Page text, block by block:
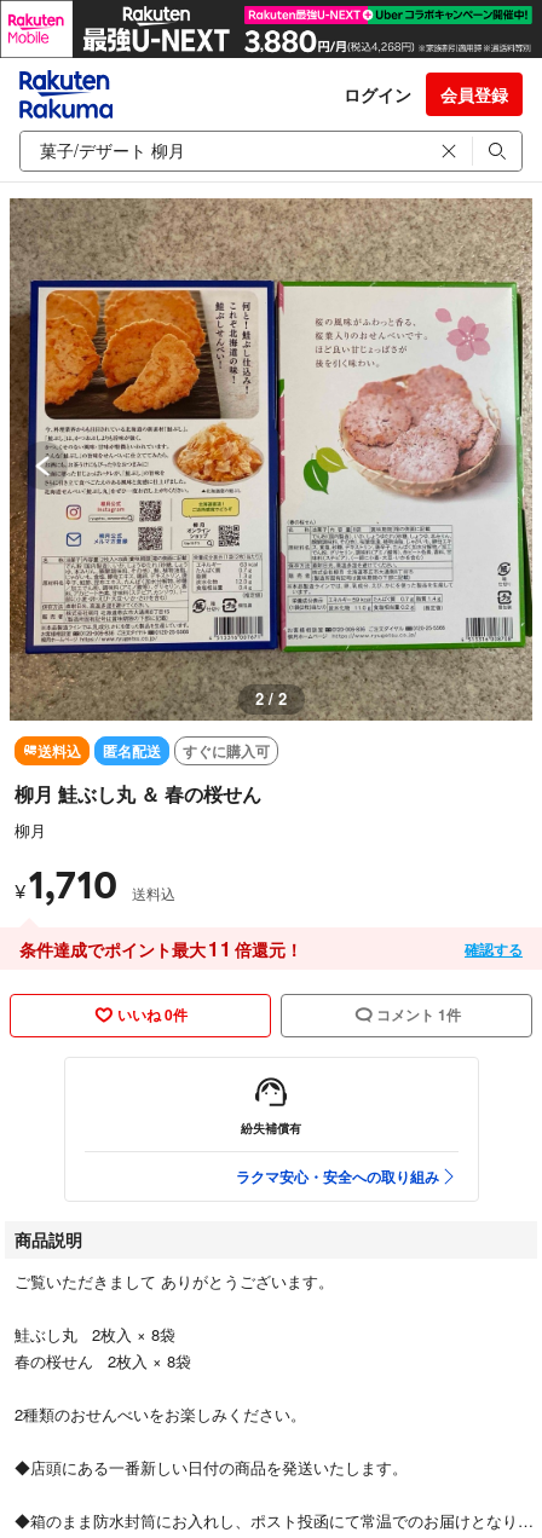
ログイン 会員登録
2 / 2
送料込 匿名配送 すぐに購入可
柳月 鮭ぶし丸 ＆ 春の桜せん
柳月
¥1,710 送料込
条件達成でポイント最大11 倍還元！ 確認する
いいね 0件 コメント 1件
紛失補償有
ラクマ安心・安全への取り組み
商品説明
ご覧いただきまして ありがとうございます。
鮭ぶし丸 2枚入 × 8袋
春の桜せん 2枚入 × 8袋
2種類のおせんべいをお楽しみください。
◆店頭にある一番新しい日付の商品を発送いたします。
◆箱のまま防水封筒にお入れし、ポスト投函にて常温でのお届けとなりま